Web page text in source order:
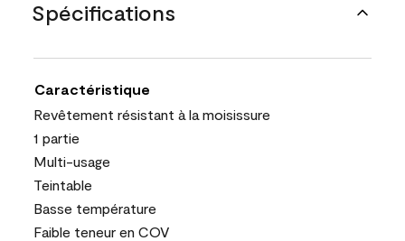
Spécifications
Caractéristique
Revêtement résistant à la moisissure
1 partie
Multi-usage
Teintable
Basse température
Faible teneur en COV